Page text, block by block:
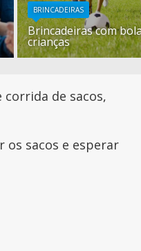
BRINCADEIRAS
Brincadeiras com
crianças
de sacos,
os sacos e esperar